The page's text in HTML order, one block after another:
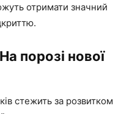
отримати значний
порозі нової
стежить за розвитком